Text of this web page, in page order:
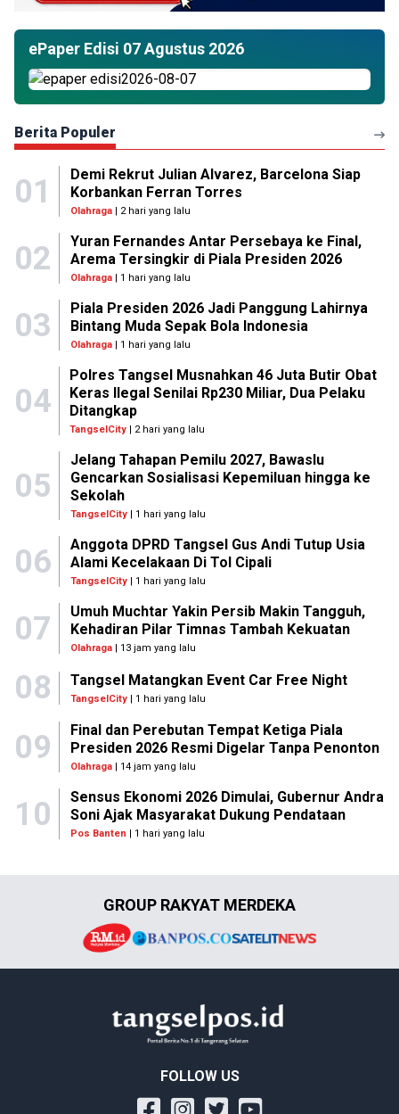
ePaper Edisi 07 Agustus 2026
Berita Populer
01
Demi Rekrut Julian Alvarez, Barcelona Siap
Korbankan Ferran Torres
Olahraga| 2 hari yang lalu
02
Yuran Fernandes Antar Persebaya ke Final,
Arema Tersingkir di Piala Presiden 2026
Olahraga| 1 hari yang lalu
03
Piala Presiden 2026 Jadi Panggung Lahirnya
Bintang Muda Sepak Bola Indonesia
Olahraga| 1 hari yang lalu
04
Polres Tangsel Musnahkan 46 Juta Butir Obat
Keras Ilegal Senilai Rp230 Miliar, Dua Pelaku
Ditangkap
TangselCity | 2 hari yang lalu
05
Jelang Tahapan Pemilu 2027, Bawaslu
Gencarkan Sosialisasi Kepemiluan hingga ke
Sekolah
TangselCity| 1 hari yang lalu
06
Anggota DPRD Tangsel Gus Andi Tutup Usia
Alami Kecelakaan Di Tol Cipali
TangselCity| 1 hari yang lalu
07
Umuh Muchtar Yakin Persib Makin Tangguh,
Kehadiran Pilar Timnas Tambah Kekuatan
Olahraga| 13 jam yang lalu
08 Tangsel Matangkan Event Car Free Night
TangselCity | 1 hari yang lalu
09
Final dan Perebutan Tempat Ketiga Piala
Presiden 2026 Resmi Digelar Tanpa Penonton
Olahraga| 14 jam yang lalu
10
Sensus Ekonomi 2026 Dimulai, Gubernur Andra
Soni Ajak Masyarakat Dukung Pendataan
Pos Banten | 1 hari yang lalu
GROUP RAKYAT MERDEKA
FOLLOW US